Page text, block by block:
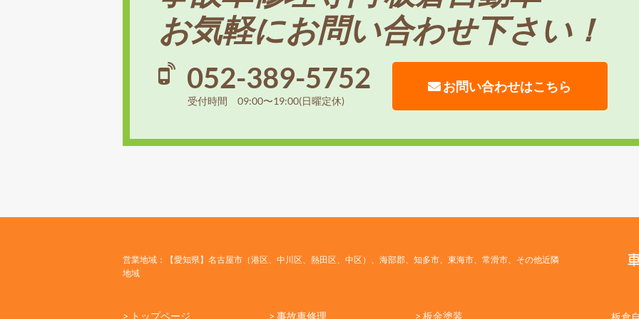
お気軽にお問い合わせ下さい！
052-389-5752
受付時間 09:00〜19:00(日曜定休)
お問い合わせはこちら
営業地域：【愛知県】名古屋市（港区、中川区、熱田区、中区）、海部郡、知多市、東海市、常滑市、その他近隣
地域
> トップページ > 事故車修理 > 板金塗装 板倉